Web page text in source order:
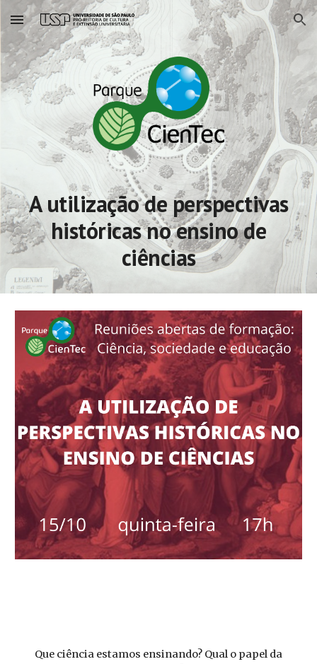
Skip to main content Skip to navigation
A utilização de perspectivas
históricas no ensino de
ciências
Que ciência estamos ensinando? Qual o papel da